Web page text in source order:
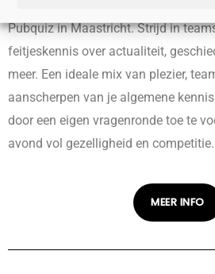
Pubquiz in Maastricht. Strijd in
feitjeskennis over actualiteit,
meer. Een ideale mix van plezier,
aanscherpen van je algemene
door een eigen vragenronde toe te
avond vol gezelligheid en competitie.
MEER INFO